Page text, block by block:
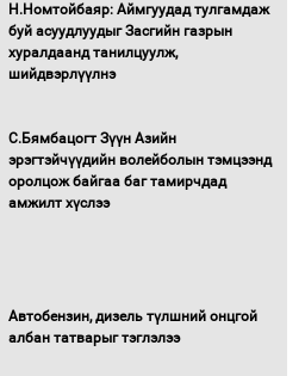
Н.Номтойбаяр: Аймгуудад тулгамдаж
буй асуудлуудыг Засгийн газрын
хуралдаанд танилцуулж,
шийдвэрлүүлнэ
С.Бямбацогт Зүүн Азийн
эрэгтэйчүүдийн волейболын тэмцээнд
оролцож байгаа баг тамирчдад
амжилт хүслээ
Автобензин, дизель түлшний онцгой
албан татварыг тэглэлээ